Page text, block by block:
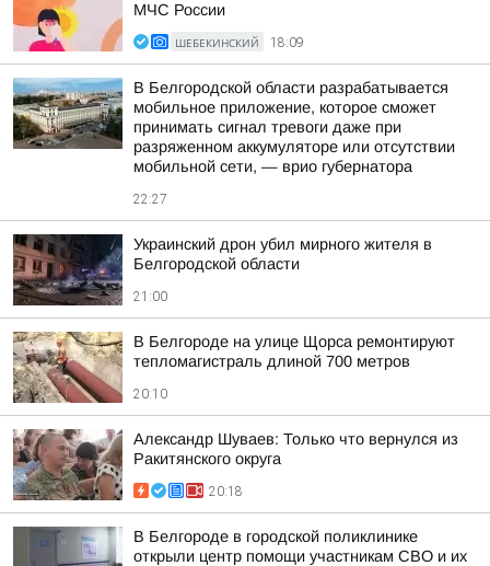
МЧС России
ШЕБЕКИНСКИЙ 18:09
В Белгородской области разрабатывается
мобильное приложение, которое сможет
принимать сигнал тревоги даже при
разряженном аккумуляторе или отсутствии
мобильной сети, — врио губернатора
22:27
Украинский дрон убил мирного жителя в
Белгородской области
21:00
В Белгороде на улице Щорса ремонтируют
тепломагистраль длиной 700 метров
20:10
Александр Шуваев: Только что вернулся из
Ракитянского округа
20:18
В Белгороде в городской поликлинике
открыли центр помощи участникам СВО и их